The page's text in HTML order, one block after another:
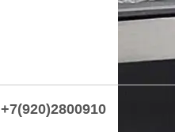
+7(920)2800910